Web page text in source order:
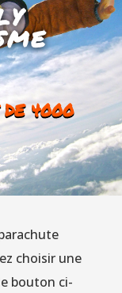
DE 4000
choisir une
bouton ci-